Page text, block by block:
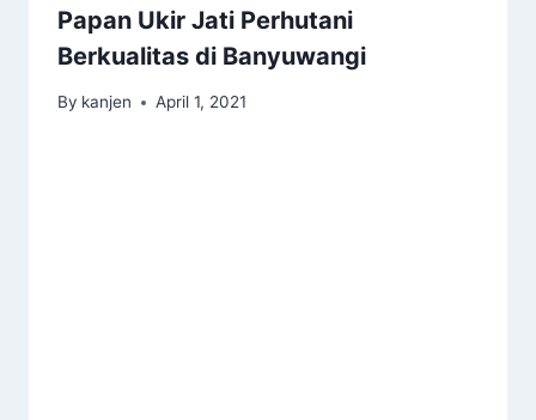
Papan Ukir Jati Perhutani
Berkualitas di Banyuwangi
By kanjen April 1, 2021